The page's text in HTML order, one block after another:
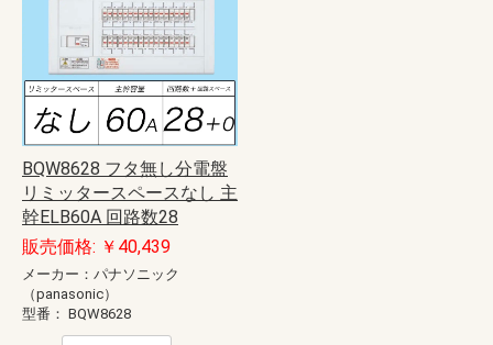
BQW8628 フタ無し分電盤
リミッタースペースなし 主
幹ELB60A 回路数28
販売価格: ￥40,439
メーカー：パナソニック
（panasonic）
型番： BQW8628